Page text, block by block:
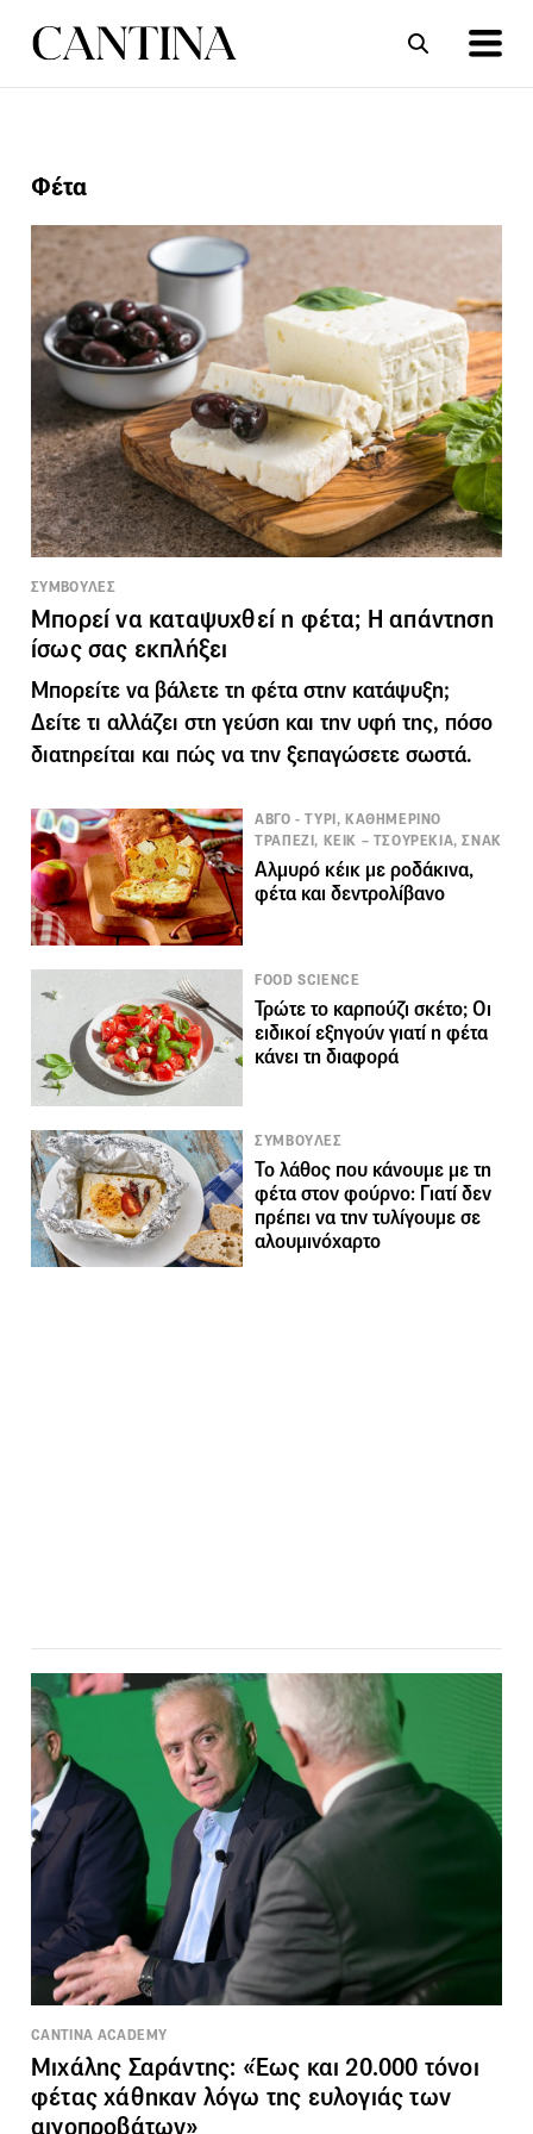
Φέτα
ΣΥΜΒΟΥΛΕΣ
Μπορεί να καταψυχθεί η φέτα; Η απάντηση
ίσως σας εκπλήξει
Μπορείτε να βάλετε τη φέτα στην κατάψυξη;
Δείτε τι αλλάζει στη γεύση και την υφή της, πόσο
διατηρείται και πώς να την ξεπαγώσετε σωστά.
ΑΒΓΟ - ΤΥΡΙ, ΚΑΘΗΜΕΡΙΝΟ
ΤΡΑΠΕΖΙ, ΚΕΙΚ – ΤΣΟΥΡΕΚΙΑ, ΣΝΑΚ
Αλμυρό κέικ με ροδάκινα,
φέτα και δεντρολίβανο
FOOD SCIENCE
Τρώτε το καρπούζι σκέτο; Οι
ειδικοί εξηγούν γιατί η φέτα
κάνει τη διαφορά
ΣΥΜΒΟΥΛΕΣ
Το λάθος που κάνουμε με τη
φέτα στον φούρνο: Γιατί δεν
πρέπει να την τυλίγουμε σε
αλουμινόχαρτο
CANTINA ACADEMY
Μιχάλης Σαράντης: «Έως και 20.000 τόνοι
φέτας χάθηκαν λόγω της ευλογιάς των
αιγοπροβάτων»